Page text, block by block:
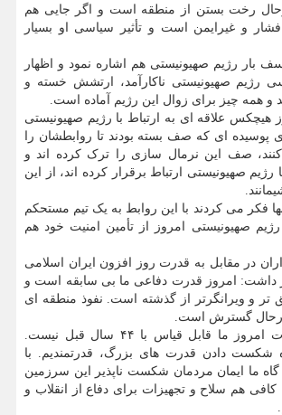
رخت بستن از منطقه است و اگر جایی هم
و غیرایمن است و تأثیر سیاسی او بسیار
بار رژیم صهیونیستی هم اشاره نمود و اظهار
رژیم صهیونیستی ناکارآمد، ارتشش خسته و
همه چیز برای زوال این رژیم آماده است.
هیچکس علاقه ای به ارتباط با رژیم صهیونیستی
پوسیده ای که صف بسته بودند تا روابطشان را
کنند، صف این نرمال سازی را ترک کرده اند و
صهیونیستی ارتباط برقرار کرده اند، از این
فکر می کردند با این روابط به یک تیم مستحکم
رژیم صهیونیستی امروز از تأمین امنیت خود هم
در مقابل به قدرت روز افزون ایران اسلامی
داشت: امروز قدرت دفاعی ما بی سابقه است و
و ویرانگرتر از گذشته است. نفوذ منطقه ای
گسترش است.
وی ادامه داد: قدرت امروز ما قابل قیاس با ۴۴ سال قبل نیست.
شکست دادن قدرت های بزرگ، قدرتمندیم. با
گاه ما ایمان مردمان شکست ناپذیر این سرزمین
کافی هم سلاح و تجهیزات برای دفاع از انقلاب و